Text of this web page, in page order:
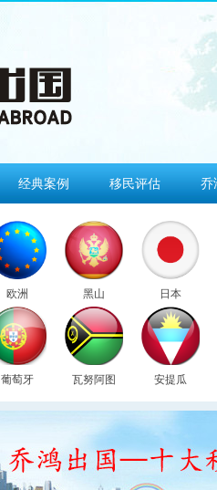
经典案例 移民评估 乔
欧洲 黑山 日本
葡萄牙 瓦努阿图 安提瓜